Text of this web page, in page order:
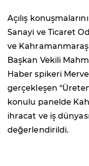
Açılış
Sanayi ve Ticaret
ve Kahramanmaraş
Başkan Vekili
Haber spikeri
gerçekleşen
konulu panelde
ihracat ve iş
değerlendirildi.